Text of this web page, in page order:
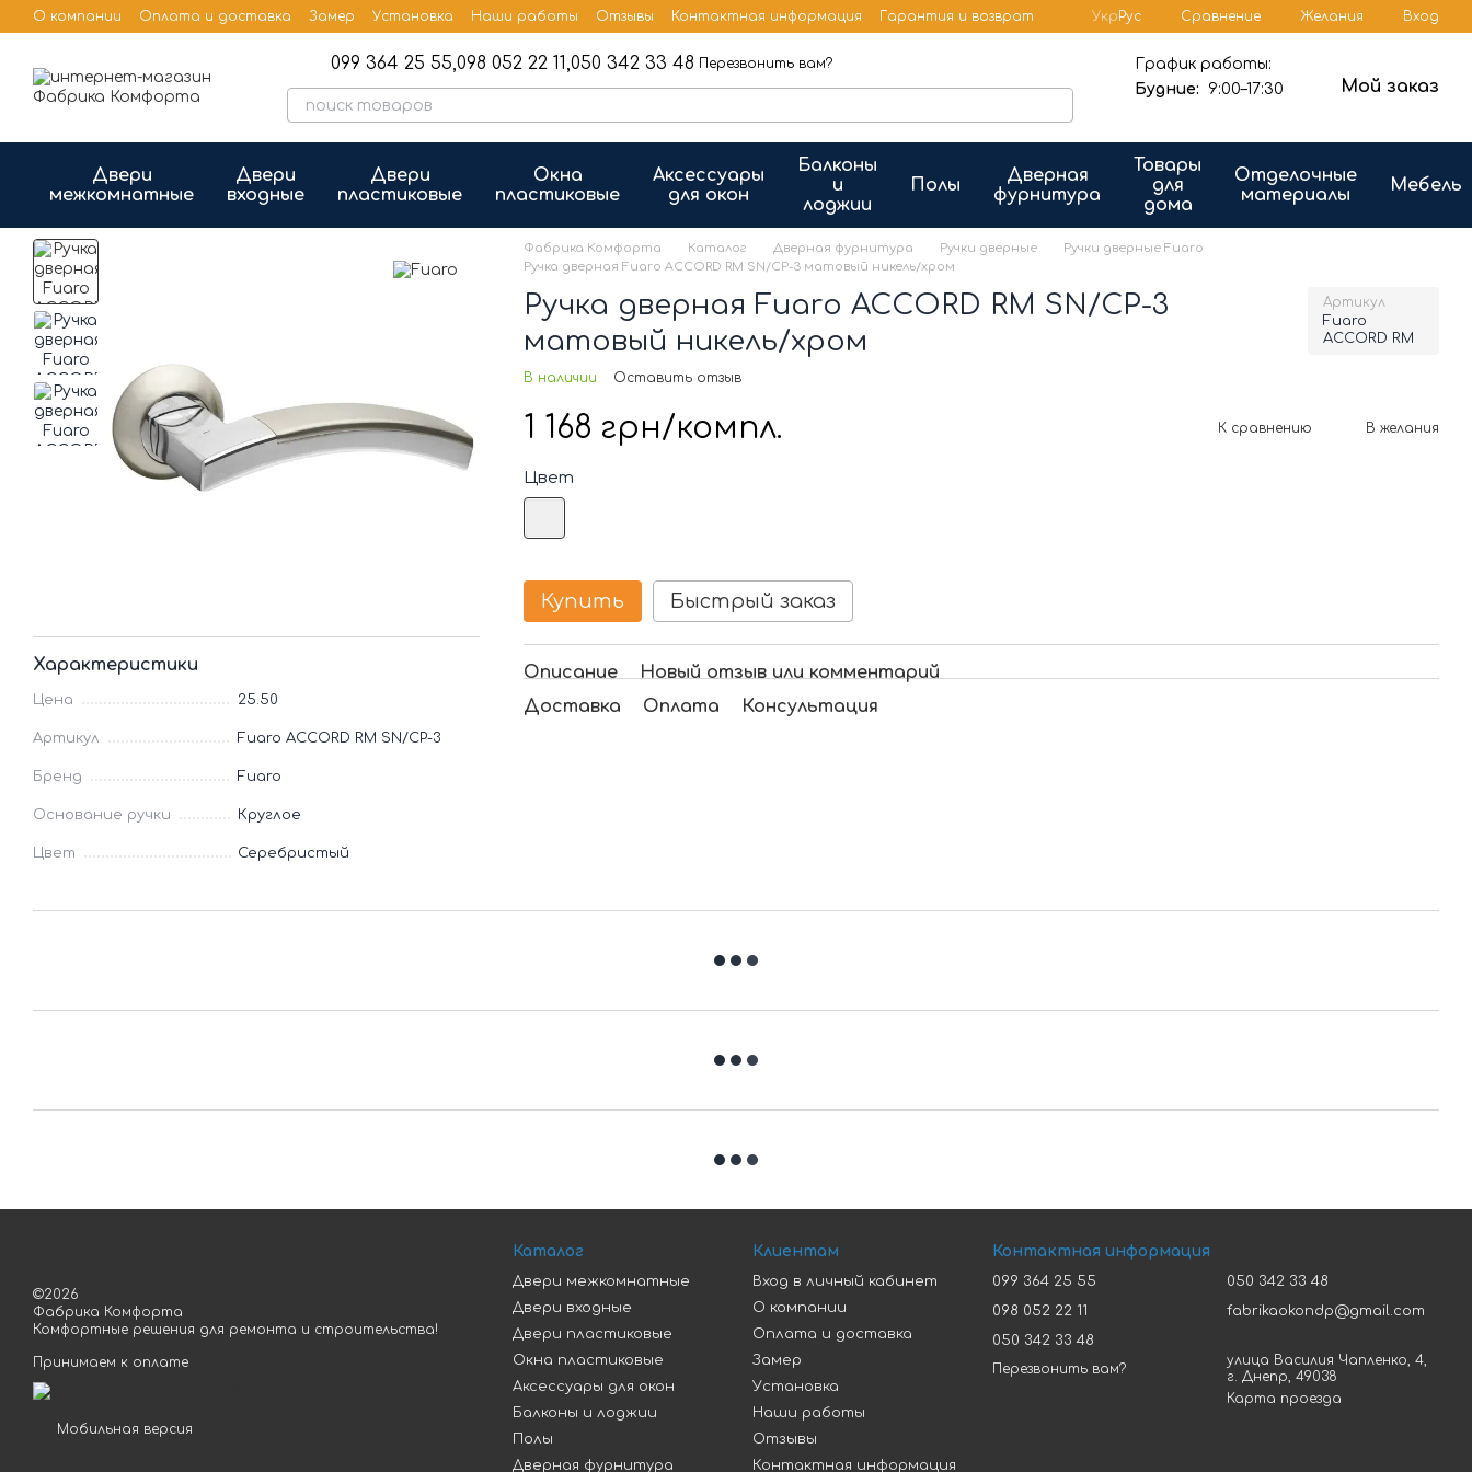
Перейти к основному контенту
О компании Оплата и доставка Замер Установка Наши работы Отзывы Контактная информация
Гарантия и возврат
Бренды
Публичная оферта
УкрРус Сравнение Желания Вход
099 364 25 55,098 052 22 11,050 342 33 48 Перезвонить вам?
График работы:
Будние:
9:00–17:30 Мой заказ
Двери
межкомнатные
Двери
входные
Двери
пластиковые
Окна
пластиковые
Аксессуары
для окон
Балконы
и
лоджии
Полы
Дверная
фурнитура
Товары
для
дома
Отделочные
материалы
Мебель
Характеристики
Цена 25.50
Артикул Fuaro ACCORD RM SN/CP-3
Бренд Fuaro
Основание ручки Круглое
Цвет Серебристый
Фабрика Комфорта Каталог Дверная фурнитура Ручки дверные
Ручки дверные Fuaro
Ручка дверная Fuaro ACCORD RM SN/CP-3 матовый никель/хром
Ручка дверная Fuaro ACCORD RM SN/CP-3
матовый никель/хром
Артикул
Fuaro
ACCORD RM
В наличии Оставить отзыв
1 168 грн/компл. К сравнению В желания
Цвет
Купить Быстрый заказ
Описание
Новый отзыв или комментарий
Доставка
Оплата Консультация
©2026
Фабрика Комфорта
Комфортные решения для ремонта и строительства!
Принимаем к оплате
Мобильная версия
Каталог
Двери межкомнатные
Двери входные
Двери пластиковые
Окна пластиковые
Аксессуары для окон
Балконы и лоджии
Полы
Дверная фурнитура
Клиентам
Вход в личный кабинет
О компании
Оплата и доставка
Замер
Установка
Наши работы
Отзывы
Контактная информация
Контактная информация
099 364 25 55
098 052 22 11
050 342 33 48
Перезвонить вам?
050 342 33 48
fabrikaokondp@gmail.com
улица Василия Чапленко, 4,
г. Днепр, 49038
Карта проезда